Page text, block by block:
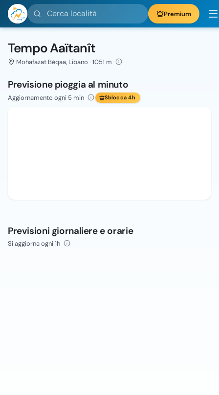
Cerca località Premium
Tempo Aaïtanît
Mohafazat Béqaa, Libano · 1051 m
Previsione pioggia al minuto
Aggiornamento ogni 5 min Sblocca 4h
Previsioni giornaliere e orarie
Si aggiorna ogni 1h